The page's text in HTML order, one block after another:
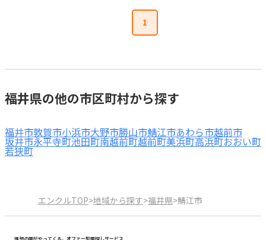
1
福井県の他の市区町村から探す
福井市敦賀市小浜市大野市勝山市鯖江市あわら市越前市
坂井市永平寺町池田町南越前町越前町美浜町高浜町おおい町
若狭町
エンクルTOP>地域から探す>福井県>鯖江市
理想の園がやってくる。オファー型園探しサービス